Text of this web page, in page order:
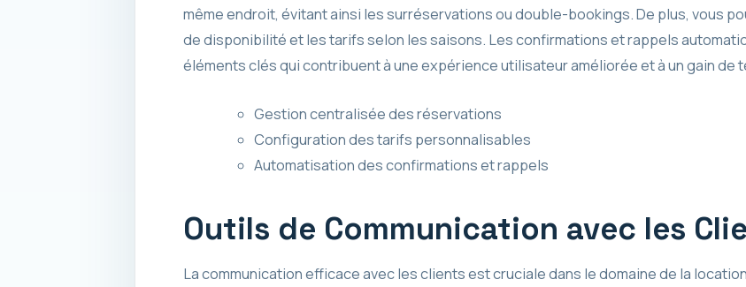
même endroit, évitant ainsi les surréservations ou double-bookings. De plus, vous
de disponibilité et les tarifs selon les saisons. Les confirmations et rappels
éléments clés qui contribuent à une expérience utilisateur améliorée et à un gain de
Gestion centralisée des réservations
Configuration des tarifs personnalisables
Automatisation des confirmations et rappels
Outils de Communication avec les
La communication efficace avec les clients est cruciale dans le domaine de la